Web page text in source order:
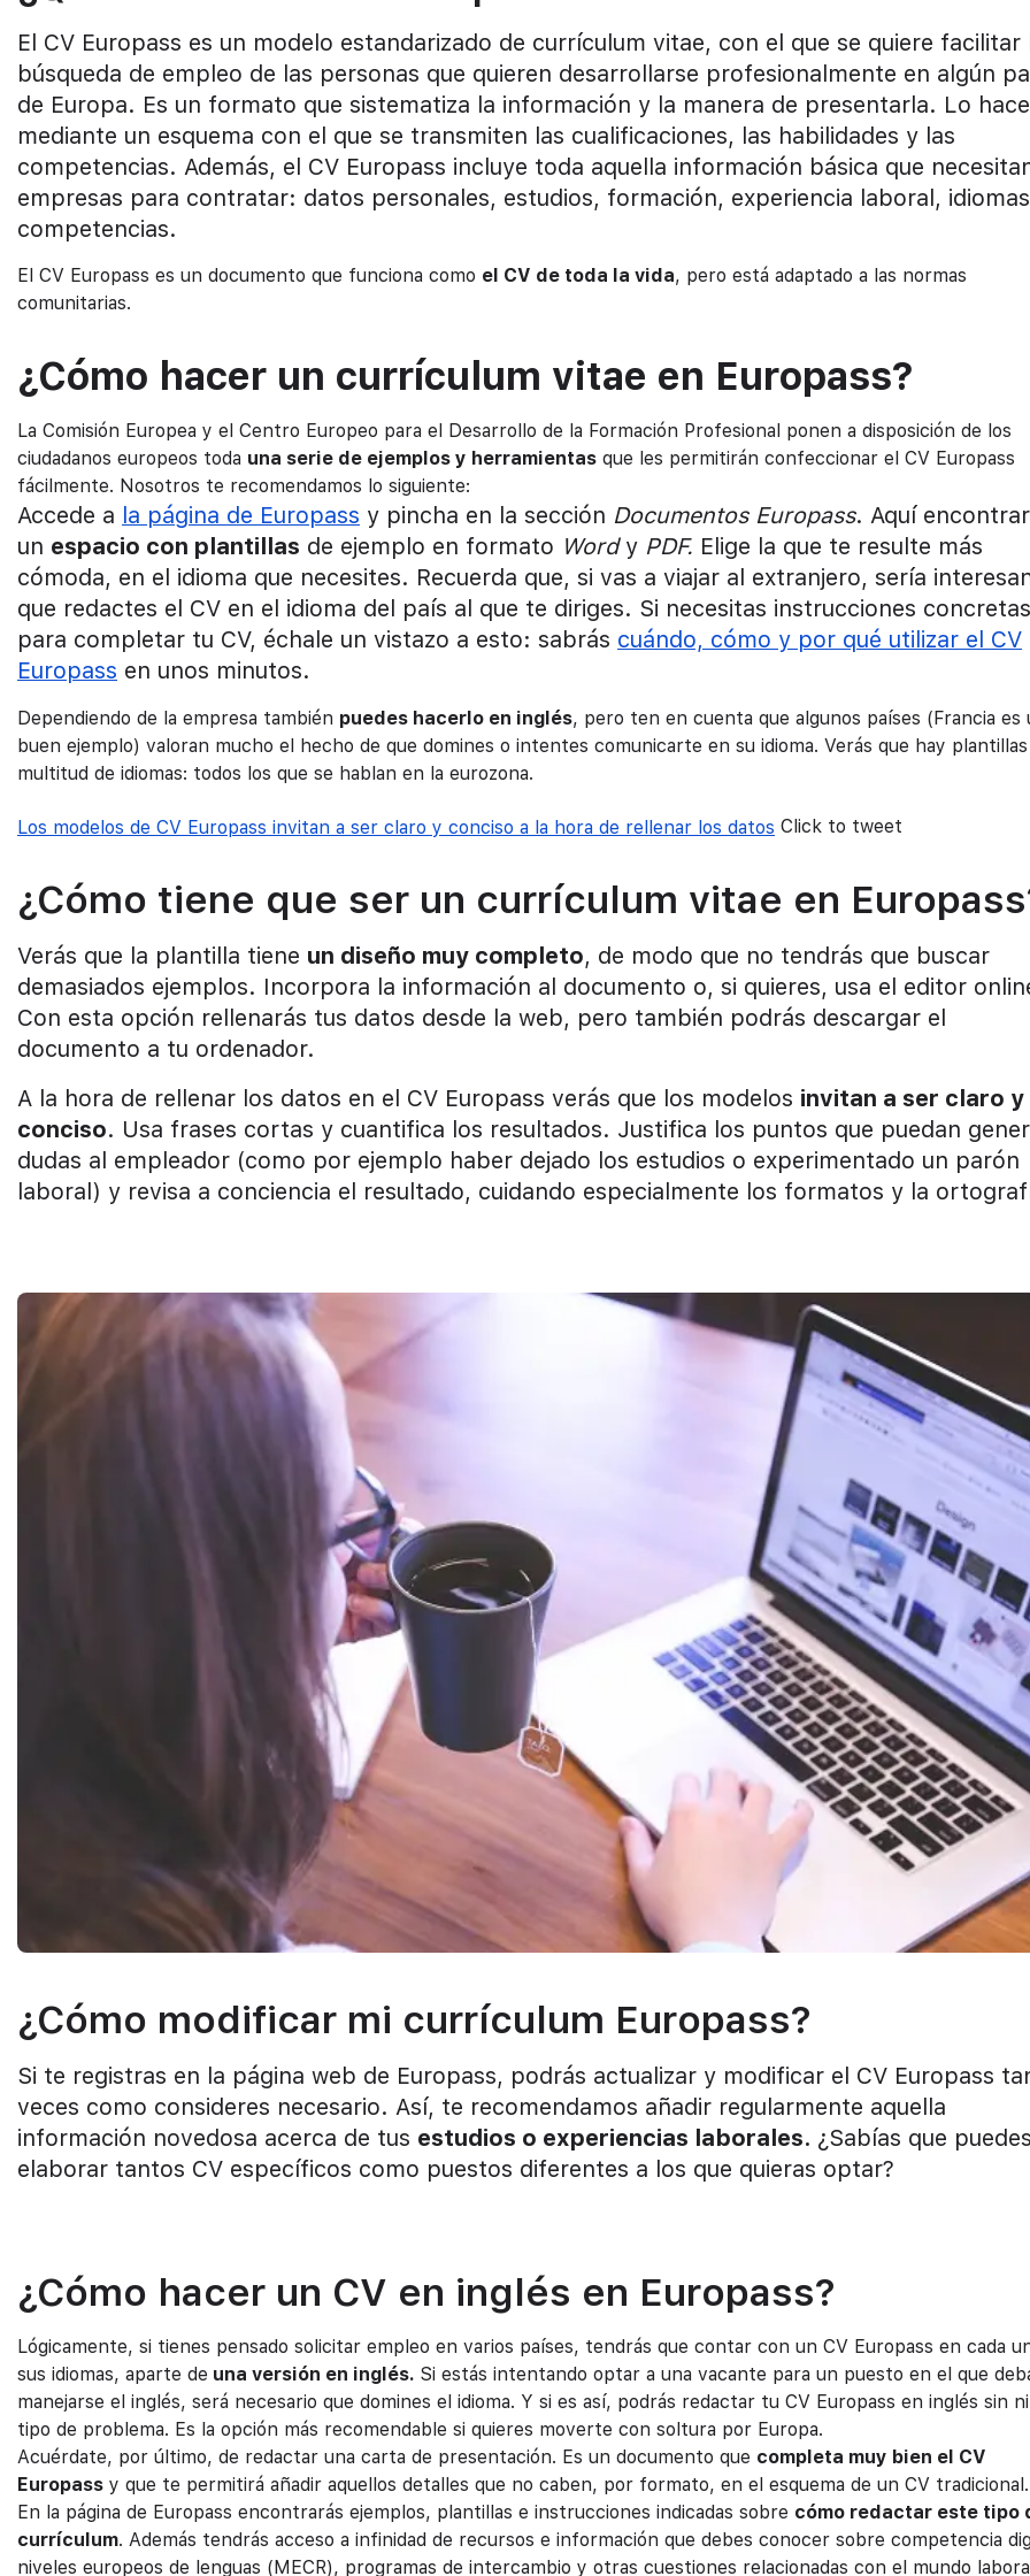
El CV Europass es un modelo estandarizado de currículum vitae, con el que se quiere facilitar
búsqueda de empleo de las personas que quieren desarrollarse profesionalmente en algún
de Europa. Es un formato que sistematiza la información y la manera de presentarla. Lo hace
mediante un esquema con el que se transmiten las cualificaciones, las habilidades y las
competencias. Además, el CV Europass incluye toda aquella información básica que
empresas para contratar: datos personales, estudios, formación, experiencia laboral,
competencias.
El CV Europass es un documento que funciona como el CV de toda la vida, pero está adaptado a las normas
comunitarias.
¿Cómo hacer un currículum vitae en Europass?
La Comisión Europea y el Centro Europeo para el Desarrollo de la Formación Profesional ponen a disposición de los
ciudadanos europeos toda una serie de ejemplos y herramientas que les permitirán confeccionar el CV Europass
fácilmente. Nosotros te recomendamos lo siguiente:
Accede a la página de Europass y pincha en la sección Documentos Europass. Aquí
un espacio con plantillas de ejemplo en formato Wordy PDF. Elige la que te resulte más
cómoda, en el idioma que necesites. Recuerda que, si vas a viajar al extranjero, sería
que redactes el CV en el idioma del país al que te diriges. Si necesitas instrucciones concretas
para completar tu CV, échale un vistazo a esto: sabrás cuándo, cómo y por qué utilizar el CV
Europass en unos minutos.
Dependiendo de la empresa también puedes hacerlo en inglés, pero ten en cuenta que algunos países (Francia es
buen ejemplo) valoran mucho el hecho de que domines o intentes comunicarte en su idioma. Verás que hay
multitud de idiomas: todos los que se hablan en la eurozona.
Los modelos de CV Europass invitan a ser claro y conciso a la hora de rellenar los datos Click to tweet
¿Cómo tiene que ser un currículum vitae en
Verás que la plantilla tiene un diseño muy completo, de modo que no tendrás que buscar
demasiados ejemplos. Incorpora la información al documento o, si quieres, usa el editor
Con esta opción rellenarás tus datos desde la web, pero también podrás descargar el
documento a tu ordenador.
A la hora de rellenar los datos en el CV Europass verás que los modelos invitan a ser claro y
conciso. Usa frases cortas y cuantifica los resultados. Justifica los puntos que puedan
dudas al empleador (como por ejemplo haber dejado los estudios o experimentado un parón
laboral) y revisa a conciencia el resultado, cuidando especialmente los formatos y la
¿Cómo modificar mi currículum Europass?
Si te registras en la página web de Europass, podrás actualizar y modificar el CV Europass
veces como consideres necesario. Así, te recomendamos añadir regularmente aquella
información novedosa acerca de tus estudios o experiencias laborales. ¿Sabías que puedes
elaborar tantos CV específicos como puestos diferentes a los que quieras optar?
¿Cómo hacer un CV en inglés en Europass?
Lógicamente, si tienes pensado solicitar empleo en varios países, tendrás que contar con un CV Europass en cada
sus idiomas, aparte de una versión en inglés. Si estás intentando optar a una vacante para un puesto en el que
manejarse el inglés, será necesario que domines el idioma. Y si es así, podrás redactar tu CV Europass en inglés sin
tipo de problema. Es la opción más recomendable si quieres moverte con soltura por Europa.
Acuérdate, por último, de redactar una carta de presentación. Es un documento que completa muy bien el CV
Europass y que te permitirá añadir aquellos detalles que no caben, por formato, en el esquema de un CV tradicional.
En la página de Europass encontrarás ejemplos, plantillas e instrucciones indicadas sobre cómo redactar este tipo
currículum. Además tendrás acceso a infinidad de recursos e información que debes conocer sobre competencia
niveles europeos de lenguas (MECR), programas de intercambio y otras cuestiones relacionadas con el mundo